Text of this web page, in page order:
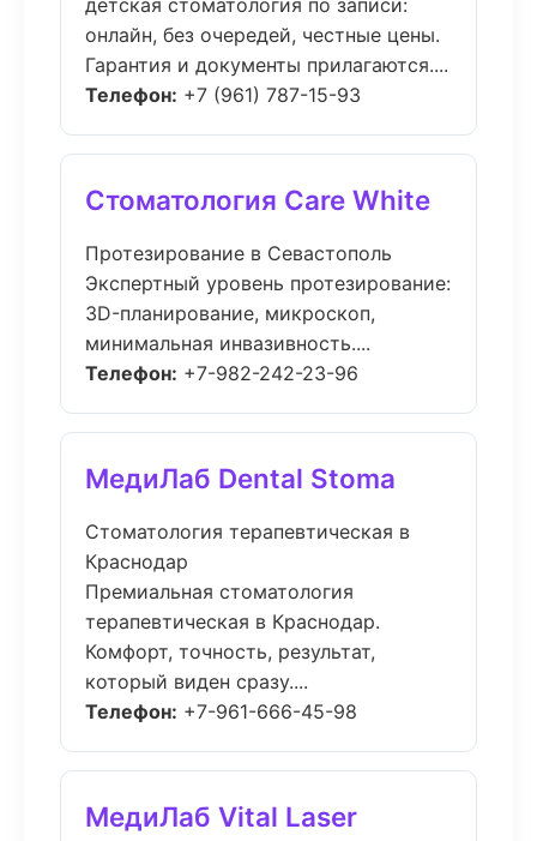
детская стоматология по записи:
онлайн, без очередей, честные цены.
Гарантия и документы прилагаются....
Телефон: +7 (961) 787-15-93
Стоматология Care White
Протезирование в Севастополь
Экспертный уровень протезирование:
3D-планирование, микроскоп,
минимальная инвазивность....
Телефон: +7-982-242-23-96
МедиЛаб Dental Stoma
Стоматология терапевтическая в
Краснодар
Премиальная стоматология
терапевтическая в Краснодар.
Комфорт, точность, результат,
который виден сразу....
Телефон: +7-961-666-45-98
МедиЛаб Vital Laser